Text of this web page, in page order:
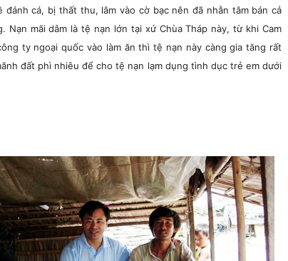
cá, bị thất thu, lâm vào cờ bạc nên đã nhẫn tâm bán cả
Nạn mãi dâm là tệ nạn lớn tại xứ Chùa Tháp này, từ khi Cam
ty ngoại quốc vào làm ăn thì tệ nạn này càng gia tăng rất
đất phì nhiêu để cho tệ nạn lạm dụng tình dục trẻ em dưới